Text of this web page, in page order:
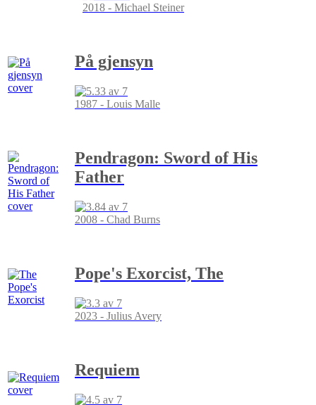
2018 - Michael Steiner
På gjensyn
1987 - Louis Malle
Pendragon: Sword of His
Father
2008 - Chad Burns
Pope's Exorcist, The
2023 - Julius Avery
Requiem